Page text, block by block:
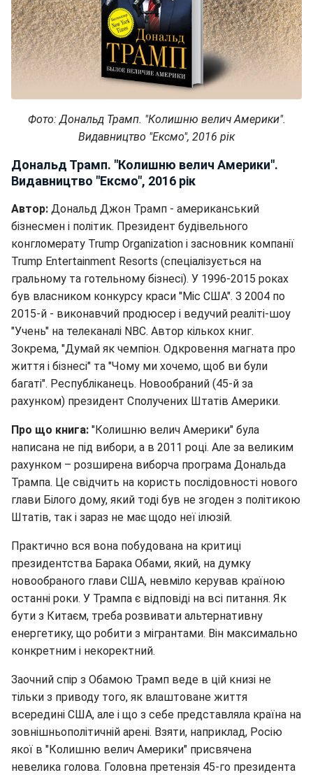
Фото: Дональд Трамп. "Колишню велич Америки".
Видавництво "Ексмо", 2016 рік
Дональд Трамп. "Колишню велич Америки".
Видавництво "Ексмо", 2016 рік
Автор: Дональд Джон Трамп - американський
бізнесмен і політик. Президент будівельного
конгломерату Trump Organization і засновник компанії
Trump Entertainment Resorts (спеціалізується на
гральному та готельному бізнесі). У 1996-2015 роках
був власником конкурсу краси "Міс США". З 2004 по
2015-й - виконавчий продюсер і ведучий реаліті-шоу
"Учень" на телеканалі NBC. Автор кількох книг.
Зокрема, "Думай як чемпіон. Одкровення магната про
життя і бізнесі" та "Чому ми хочемо, щоб ви були
багаті". Республіканець. Новообраний (45-й за
рахунком) президент Сполучених Штатів Америки.
Про що книга: "Колишню велич Америки" була
написана не під вибори, а в 2011 році. Але за великим
рахунком – розширена виборча програма Дональда
Трампа. Це свідчить на користь послідовності нового
глави Білого дому, який тоді був не згоден з політикою
Штатів, так і зараз не має щодо неї ілюзій.
Практично вся вона побудована на критиці
президентства Барака Обами, який, на думку
новообраного глави США, невміло керував країною
останні роки. У Трампа є відповіді на всі питання. Як
бути з Китаєм, треба розвивати альтернативну
енергетику, що робити з мігрантами. Він максимально
конкретним і некоректний.
Заочний спір з Обамою Трамп веде в цій книзі не
тільки з приводу того, як влаштоване життя
всередині США, але і що з себе представляла країна на
зовнішньополітичній арені. Взяти, наприклад, Росію
якої в "Колишню велич Америки" присвячена
невелика голова. Головна претензія 45-го президента